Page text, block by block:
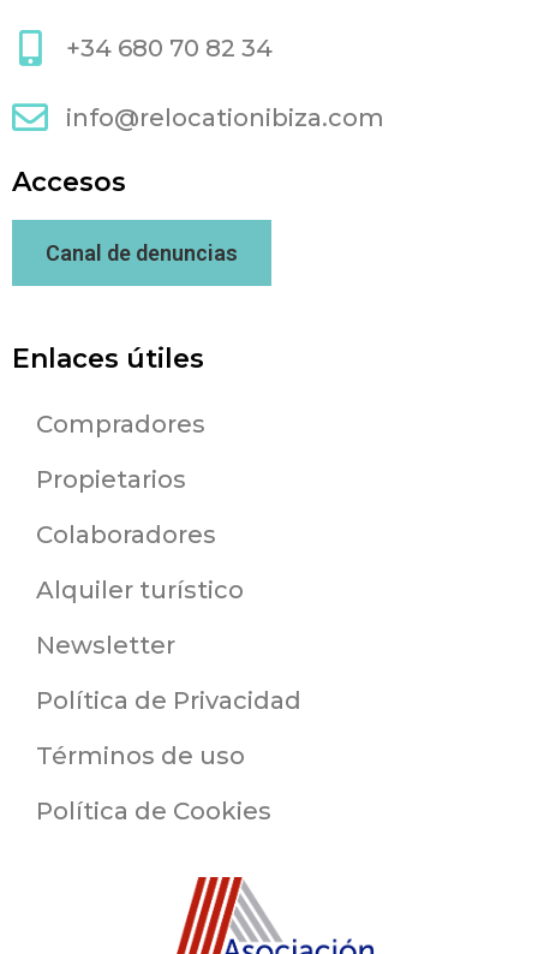
+34 680 70 82 34
info@relocationibiza.com
Accesos
Canal de denuncias
Enlaces útiles
Compradores
Propietarios
Colaboradores
Alquiler turístico
Newsletter
Política de Privacidad
Términos de uso
Política de Cookies